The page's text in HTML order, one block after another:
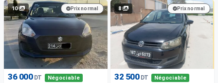
10 Prix normal
36 000 DT Négociable
8 Prix normal
32 500 DT Négociable